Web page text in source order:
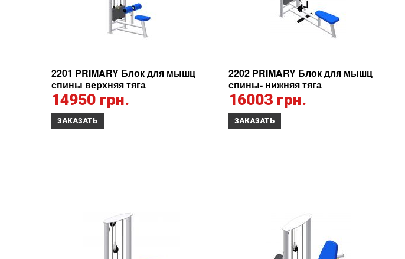
2201 PRIMARY Блок для мышц
спины верхняя тяга
14950 грн.
ЗАКАЗАТЬ
2202 PRIMARY Блок для мышц
спины- нижняя тяга
16003 грн.
ЗАКАЗАТЬ